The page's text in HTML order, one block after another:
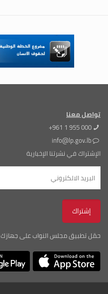
تواصل معنا
+961 1 955 000
info@lp.gov.lb
الإشتراك في نشرتنا الإخبارية
حمّل تطبيق مجلس النواب على جهازك